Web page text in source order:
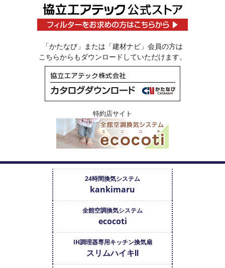
「かたなび」または「建材ナビ」会員の方は
こちらからもダウンロードしていただけます。
特約店サイト
24時間換気システム
kankimaru
全館空調換気システム
ecocoti
IH調理器専用キッチン換気扇
スリムハイキⅡ